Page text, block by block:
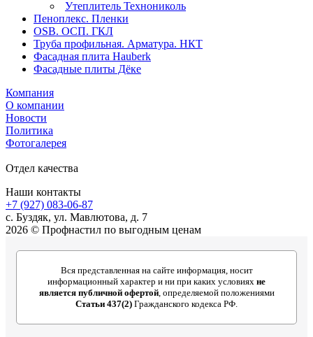
Утеплитель Технониколь
Пеноплекс. Пленки
OSB. ОСП. ГКЛ
Труба профильная. Арматура. НКТ
Фасадная плита Hauberk
Фасадные плиты Дёке
Компания
О компании
Новости
Политика
Фотогалерея
Отдел качества
Наши контакты
+7 (927) 083-06-87
c. Буздяк, ул. Мавлютова, д. 7
2026 © Профнастил по выгодным ценам
Вся представленная на сайте информация, носит
информационный характер и ни при каких условиях не
является публичной офертой, определяемой положениями
Статьи 437(2) Гражданского кодекса РФ.